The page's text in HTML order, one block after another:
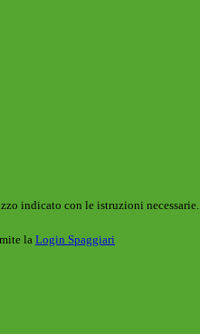
indicato con le istruzioni necessarie.
la Login Spaggiari